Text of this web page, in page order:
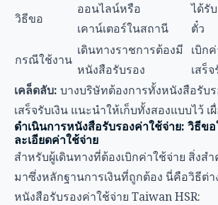
วิธีขอ
ออนไลน์หรือ
เคาน์เตอร์ในสถานี
ได้รั
ตั๋ว
กรณีใช้งาน
เดินทางราชการต้องมี
หนังสือรับรอง
เบิก
เสร็
เคล็ดลับ: บางบริษัทต้องการทั้งหนังสือรับ
เสร็จรับเงิน แนะนำให้เก็บทั้งสองแบบไว้
ดำเนินการหนังสือรับรองค่าใช้จ่าย: วิธีขอ
ละเอียดค่าใช้จ่าย
สำหรับผู้เดินทางที่ต้องเบิกค่าใช้จ่าย สิ่ง
มาซึ่งหลักฐานการเงินที่ถูกต้อง นี่คือวิธีต่า
หนังสือรับรองค่าใช้จ่าย Taiwan HSR: